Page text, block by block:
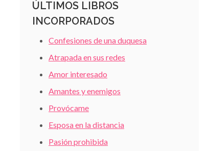
ÚLTIMOS LIBROS
INCORPORADOS
Confesiones de una duquesa
Atrapada en sus redes
Amor interesado
Amantes y enemigos
Provócame
Esposa en la distancia
Pasión prohibida